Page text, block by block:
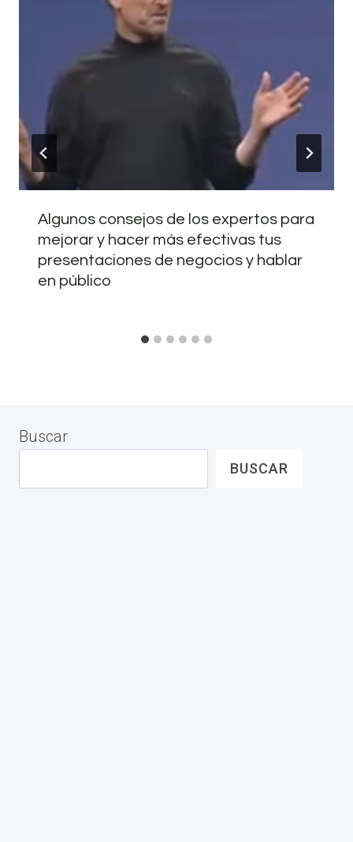
Algunos consejos de los expertos para
mejorar y hacer más efectivas tus
presentaciones de negocios y hablar
en público
Buscar
BUSCAR